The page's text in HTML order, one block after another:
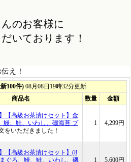
のお客様に
いております！
え！